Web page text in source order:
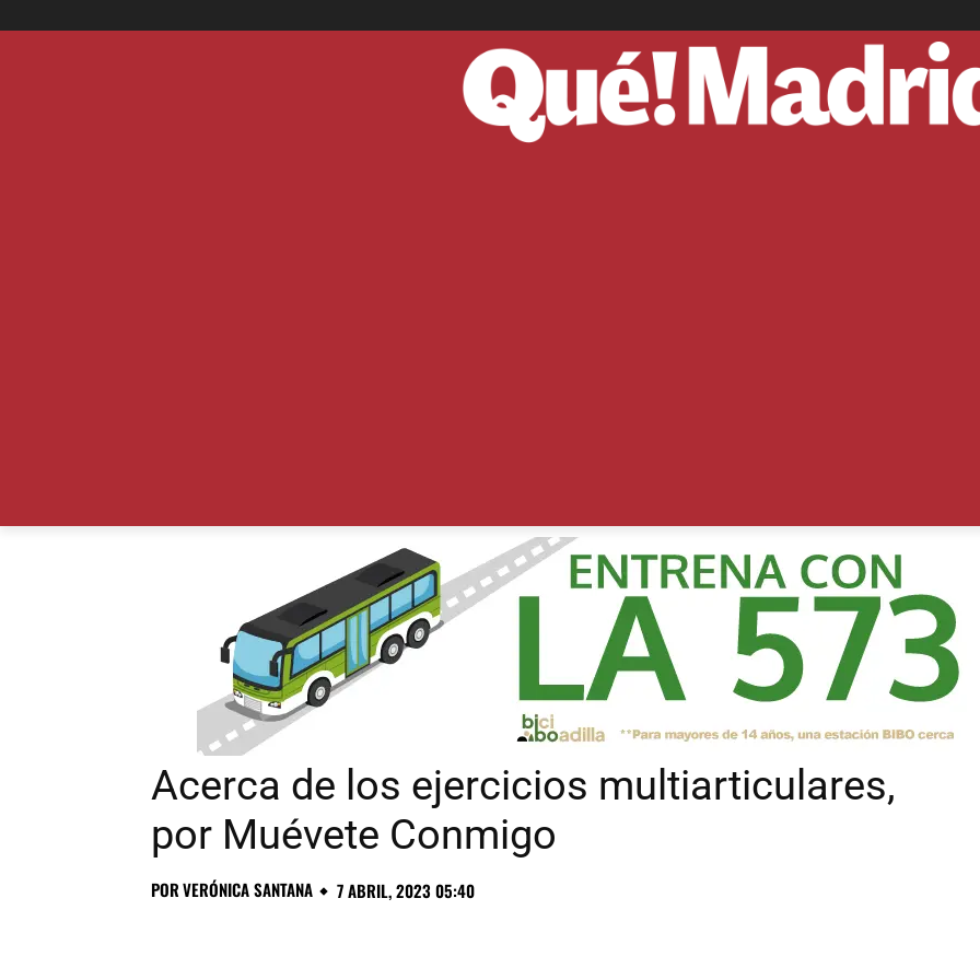
Acerca de los ejercicios multiarticulares,
por Muévete Conmigo
PORVERÓNICA SANTANA 7 ABRIL, 2023 05:40